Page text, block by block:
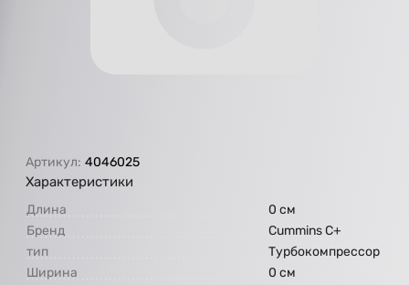
Артикул: 4046025
Характеристики
Длина
0 см
Бренд
Cummins C+
тип
Турбокомпрессор
Ширина
0 см